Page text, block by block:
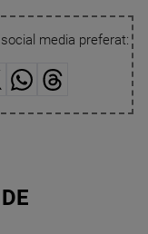
media preferat: